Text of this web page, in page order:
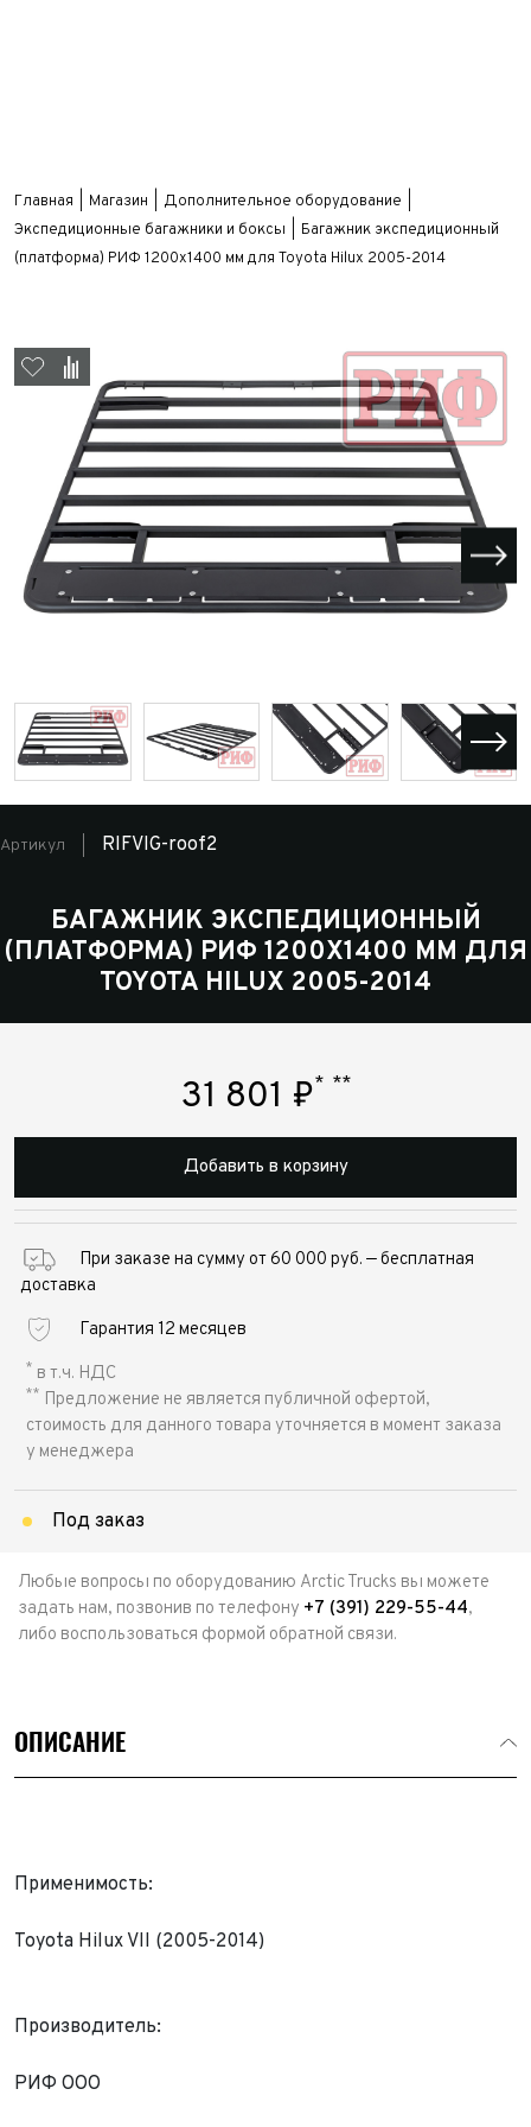
Главная Магазин
Дополнительное оборудование
Экспедиционные багажники и боксы
Багажник экспедиционный
(платформа) РИФ 1200x1400 мм для Toyota Hilux 2005-2014
Артикул RIFVIG-roof2
БАГАЖНИК ЭКСПЕДИЦИОННЫЙ
(ПЛАТФОРМА) РИФ 1200X1400 ММ ДЛЯ
TOYOTA HILUX 2005-2014
31 801 ₽* **
Добавить в корзину
При заказе на сумму от 60 000 руб. — бесплатная
доставка
Гарантия 12 месяцев
* в т.ч. НДС
** Предложение не является публичной офертой,
стоимость для данного товара уточняется в момент заказа
у менеджера
Под заказ
Любые вопросы по оборудованию Arctic Trucks вы можете
задать нам, позвонив по телефону +7 (391) 229-55-44,
либо воспользоваться формой обратной связи.
ОПИСАНИЕ
Применимость:
Toyota Hilux VII (2005-2014)
Производитель:
РИФ ООО